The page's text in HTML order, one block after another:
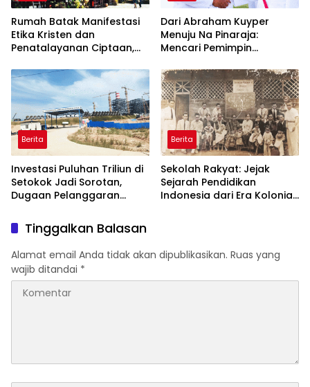
Rumah Batak Manifestasi
Etika Kristen dan
Penatalayanan Ciptaan,
Memuliakan Tuhan
Dari Abraham Kuyper
Menuju Na Pinaraja:
Mencari Pemimpin
Depan Kawasan Danau
Toba
Berita
Investasi Puluhan Triliun di
Setokok Jadi Sorotan,
Dugaan Pelanggaran
Pekerja Mencuat
Berita
Sekolah Rakyat: Jejak
Sejarah Pendidikan
Indonesia dari Era Kolonial
Tinggalkan Balasan
Alamat email Anda tidak akan dipublikasikan. Ruas yang
wajib ditandai *